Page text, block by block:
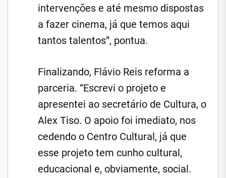
intervenções e até mesmo dispostas
a fazer cinema, já que temos aqui
tantos talentos”, pontua.
Finalizando, Flávio Reis reforma a
parceria. “Escrevi o projeto e
apresentei ao secretário de Cultura, o
Alex Tiso. O apoio foi imediato, nos
cedendo o Centro Cultural, já que
esse projeto tem cunho cultural,
educacional e, obviamente, social.